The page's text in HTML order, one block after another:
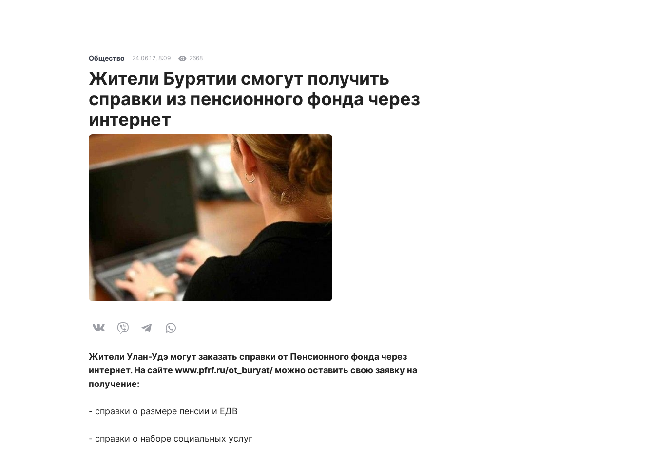
Общество 24.06.12, 8:09 2668
Жители Бурятии смогут получить
справки из пенсионного фонда через
интернет
Жители Улан-Удэ могут заказать справки от Пенсионного фонда через
интернет. На сайте www.pfrf.ru/ot_buryat/ можно оставить свою заявку на
получение:
- справки о размере пенсии и ЕДВ
- справки о наборе социальных услуг